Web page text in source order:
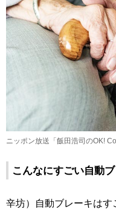
ニッポン放送「飯田浩司のOK!
こんなにすごい自動
辛坊）自動ブレーキは